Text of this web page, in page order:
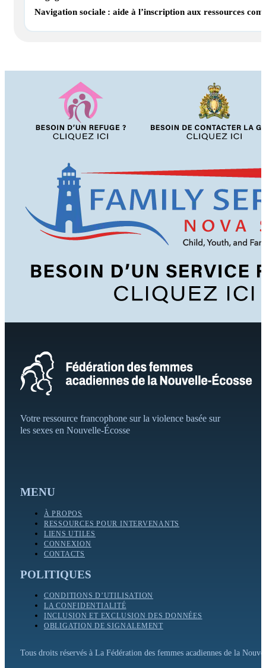
Navigation sociale : aide à l’inscription aux ressources
Votre ressource francophone sur la violence basée sur
les sexes en Nouvelle-Écosse
MENU
À PROPOS
RESSOURCES POUR INTERVENANTS
LIENS UTILES
CONNEXION
CONTACTS
POLITIQUES
CONDITIONS D’UTILISATION
LA CONFIDENTIALITÉ
INCLUSION ET EXCLUSION DES DONNÉES
OBLIGATION DE SIGNALEMENT
Tous droits réservés à La Fédération des femmes acadiennes de la